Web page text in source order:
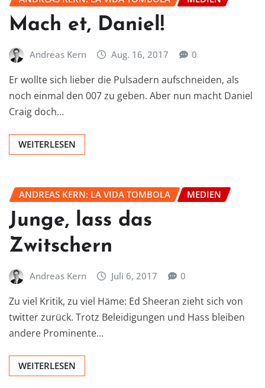
Mach et, Daniel!
Andreas Kern Aug. 16, 2017 0
Er wollte sich lieber die Pulsadern aufschneiden, als
noch einmal den 007 zu geben. Aber nun macht Daniel
Craig doch…
WEITERLESEN
ANDREAS KERN: LA VIDA TOMBOLA MEDIEN
Junge, lass das
Zwitschern
Andreas Kern Juli 6, 2017 0
Zu viel Kritik, zu viel Häme: Ed Sheeran zieht sich von
twitter zurück. Trotz Beleidigungen und Hass bleiben
andere Prominente…
WEITERLESEN